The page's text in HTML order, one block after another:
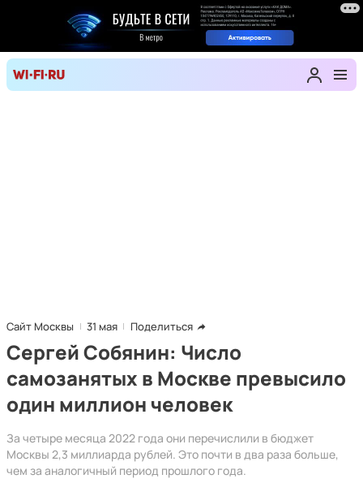
Сайт Москвы 31 мая Поделиться
Сергей Собянин: Число
самозанятых в Москве превысило
один миллион человек
За четыре месяца 2022 года они перечислили в бюджет
Москвы 2,3 миллиарда рублей. Это почти в два раза больше,
чем за аналогичный период прошлого года.